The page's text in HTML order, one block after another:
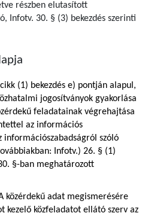
részben elutasított
Infotv. 30. § (3) bekezdés szerinti
(1) bekezdés e) pontján alapul,
jogosítványok gyakorlása
feladatainak végrehajtása
az információs
információszabadságról szóló
Infotv.) 26. § (1)
§-ban meghatározott
közérdekű adat megismerésére
kezelő közfeladatot ellátó szerv az